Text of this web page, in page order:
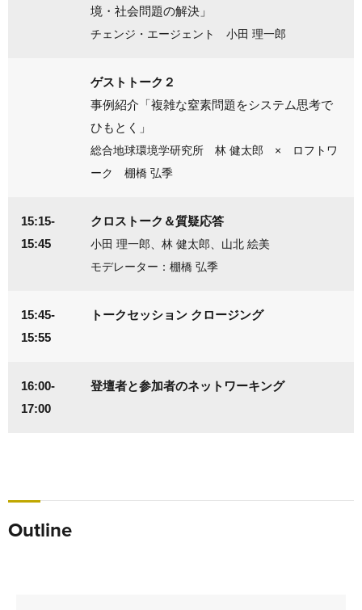
境・社会問題の解決」
チェンジ・エージェント 小田 理一郎
ゲストトーク２
事例紹介「複雑な窒素問題をシステム思考で
ひもとく」
総合地球環境学研究所 林 健太郎 × ロフトワ
ーク 棚橋 弘季
15:15-
15:45
クロストーク＆質疑応答
小田 理一郎、林 健太郎、山北 絵美
モデレーター：棚橋 弘季
15:45-
15:55
トークセッション クロージング
16:00-
17:00
登壇者と参加者のネットワーキング
Outline